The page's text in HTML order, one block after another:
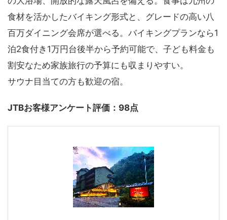
食材を活かしたバイキング形式と、グレードの高い八
百万ダイニング会席が選べる。バイキングプランなら1
泊2食付き1万円台後半から予約可能で、子ども料金も
割安なため家族旅行の予算にも収まりやすい。
サウナ目当ての方も歓迎の宿。
JTBお客様アンケート評価：98点